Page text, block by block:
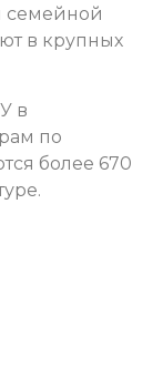
семейной
в крупных
в
по
более 670